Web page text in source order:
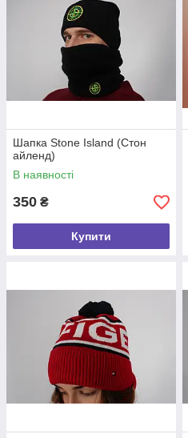
Шапка Stone Island (Стон
айленд)
В наявності
350 ₴
Купити